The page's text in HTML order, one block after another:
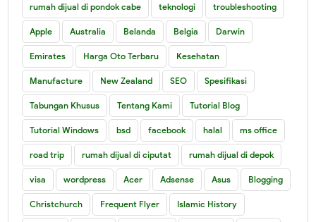
rumah dijual di pondok cabe teknologi troubleshooting
Apple Australia Belanda Belgia Darwin
Emirates Harga Oto Terbaru Kesehatan
Manufacture New Zealand SEO Spesifikasi
Tabungan Khusus Tentang Kami Tutorial Blog
Tutorial Windows bsd facebook halal ms office
road trip rumah dijual di ciputat rumah dijual di depok
visa wordpress Acer Adsense Asus Blogging
Christchurch Frequent Flyer Islamic History